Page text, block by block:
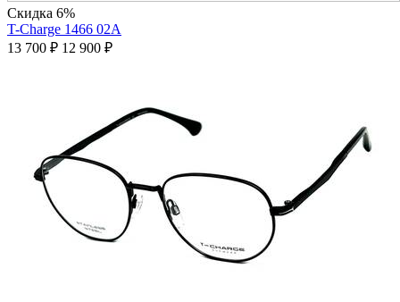
Скидка 6%
T-Charge 1466 02A
13 700 ₽ 12 900 ₽